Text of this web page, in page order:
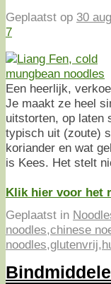
Geplaatst op 30
7
Een heerlijk,
Je maakt ze heel
uitstorten, op laten
typisch uit (zoute)
koriander en wat
is Kees. Het stelt
Klik hier voor het
Geplaatst in
noodles,chinese
noodles,glutenvrij,